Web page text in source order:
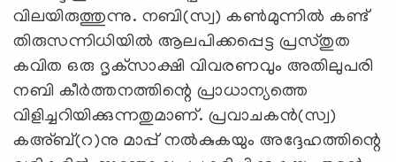
വിലയിരുത്തുന്നു. നബി(സ്വ) കണ്‍മുന്നില്‍ കണ്ട്
തിരുസന്നിധിയില്‍ ആലപിക്കപ്പെട്ട പ്രസ്തുത
കവിത ഒരു ദൃക്‌സാക്ഷി വിവരണവും അതിലുപരി
നബി കീര്‍ത്തനത്തിന്റെ പ്രാധാന്യത്തെ
വിളിച്ചറിയിക്കുന്നതുമാണ്. പ്രവാചകന്‍(സ്വ)
കഅ്ബ്(റ)നു മാപ്പ് നല്‍കുകയും അദ്ദേഹത്തിന്റെ